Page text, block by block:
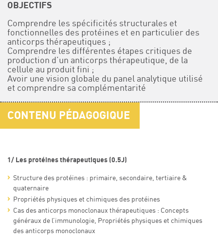
OBJECTIFS
Comprendre les spécificités structurales et
fonctionnelles des protéines et en particulier des
anticorps thérapeutiques ;
Comprendre les différentes étapes critiques de
production d’un anticorps thérapeutique, de la
cellule au produit fini ;
Avoir une vision globale du panel analytique utilisé
et comprendre sa complémentarité
CONTENU PÉDAGOGIQUE
1/ Les protéines thérapeutiques (0.5J)
Structure des protéines : primaire, secondaire, tertiaire &
quaternaire
Propriétés physiques et chimiques des protéines
Cas des anticorps monoclonaux thérapeutiques : Concepts
généraux de l’immunologie, Propriétés physiques et chimiques
des anticorps monoclonaux